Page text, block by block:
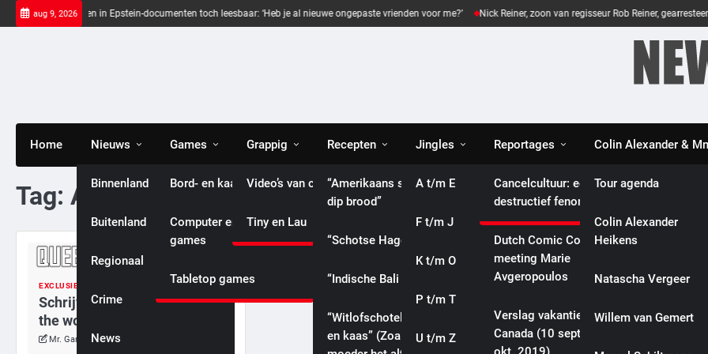
Skip
to
aug 9, 2026
Zwarte balken in Epstein-documenten toch leesbaar: ‘Heb je al nieuwe ongepaste vrienden voor me?’ Nick Reiner, zoon van regisseur Rob Reiner, gearresteerd na
Home Nieuws
Binnenland
Buitenland
Regionaal
International
Crime
News
Entertainment
Games
Bord- en kaartspellen
Computer en console
games
Tabletop games
Grappig
Video’s van celebrities
Tiny en Lau
Recepten
“Amerikaans spinazie
dip brood”
“Schotse Haggis”
“Indische Bali Ikan”
“Witlofschotel met ham
en kaas” (Zoals mijn
Jingles
A t/m E
F t/m J
K t/m O
P t/m T
U t/m Z
Reportages
Eveline gaat diep:
culturele reportages
Cancelcultuur: een
destructief fenomeen
Dutch Comic Con 2019:
meeting Marie
Avgeropoulos
Verslag vakantie
Canada (10 sept. – 5
Colin Alexander &
Tour agenda
Biografieën
Colin Alexander
Heikens
Natascha Vergeer
Willem van Gemert
Tag: Alissa-boek
EXCLUSIEF
Schrijversproject: Queen of
the world
Mr. Gamer vrijdag, 19 juli 2024
INTERNATIONAL POLITICS